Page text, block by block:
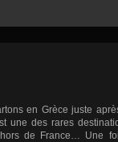
en Grèce juste
une des rares
de France… Une